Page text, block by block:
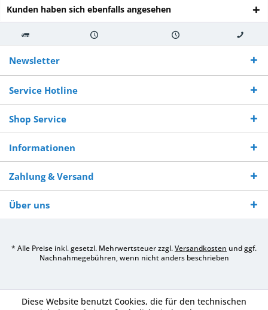
Kunden haben sich ebenfalls angesehen
Kostenloser
Versand ab €
250,-
Versand innerhalb von Versand von So erreichen
Sie uns 0160
970 511 90
Newsletter
Service Hotline
Shop Service
Informationen
Zahlung & Versand
Über uns
* Alle Preise inkl. gesetzl. Mehrwertsteuer zzgl.Versandkosten und ggf.
Nachnahmegebühren, wenn nicht anders beschrieben
Diese Website benutzt Cookies, die für den technischen